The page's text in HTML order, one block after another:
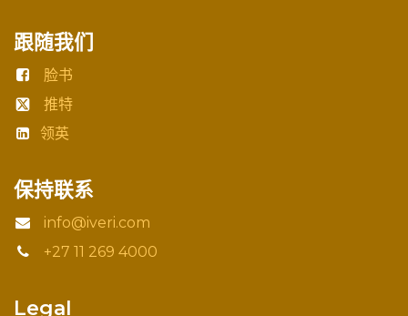
跟随我们
脸书
推特
领英
保持联系
info@iveri.com
+27 11 269 4000
Legal